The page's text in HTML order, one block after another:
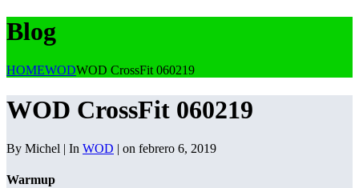
Blog
HOMEWODWOD CrossFit 060219
WOD CrossFit 060219
By Michel | In WOD | on febrero 6, 2019
Warmup